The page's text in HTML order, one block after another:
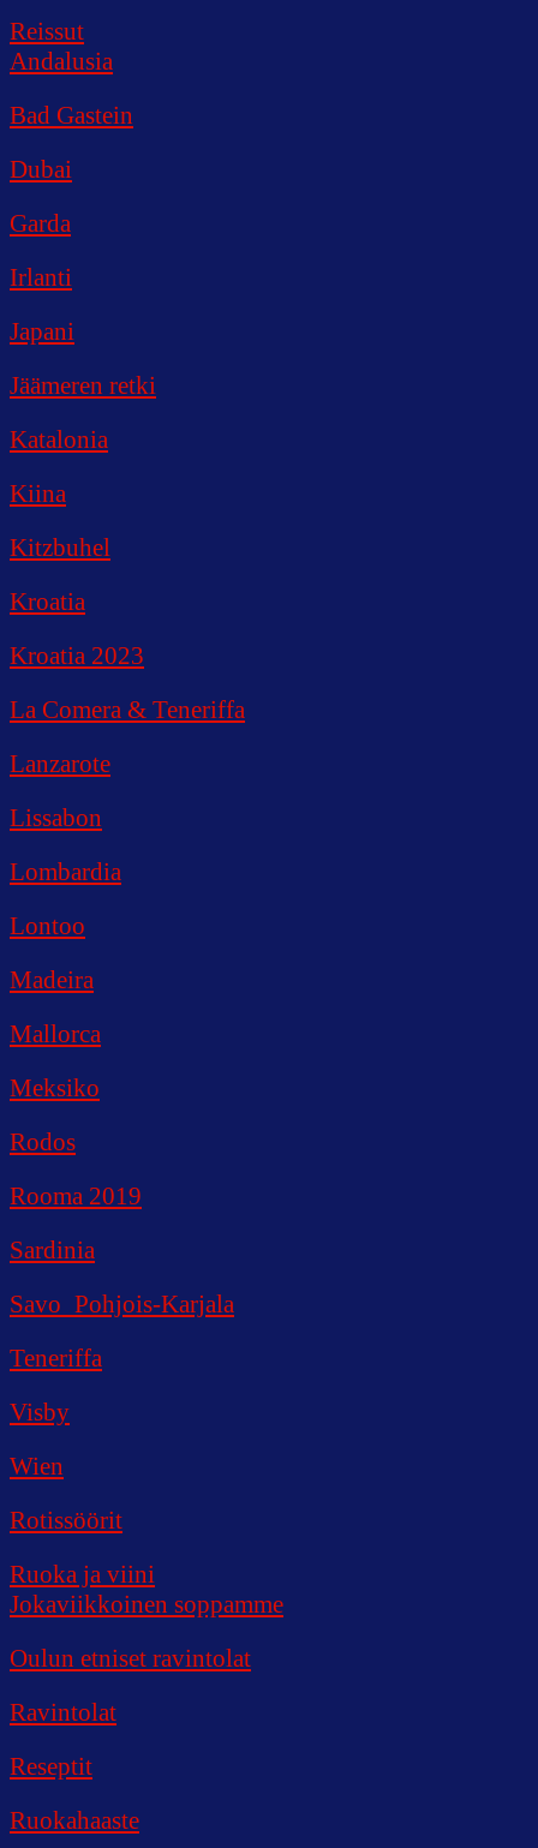
Reissut
Andalusia
Bad Gastein
Dubai
Garda
Irlanti
Japani
Jäämeren retki
Katalonia
Kiina
Kitzbuhel
Kroatia
Kroatia 2023
La Comera & Teneriffa
Lanzarote
Lissabon
Lombardia
Lontoo
Madeira
Mallorca
Meksiko
Rodos
Rooma 2019
Sardinia
Savo_Pohjois-Karjala
Teneriffa
Visby
Wien
Rotissöörit
Ruoka ja viini
Jokaviikkoinen soppamme
Oulun etniset ravintolat
Ravintolat
Reseptit
Ruokahaaste